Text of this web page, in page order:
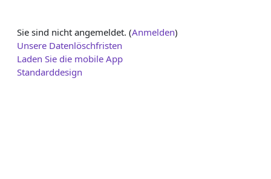
Sie sind nicht angemeldet. (Anmelden)
Unsere Datenlöschfristen
Laden Sie die mobile App
Standarddesign